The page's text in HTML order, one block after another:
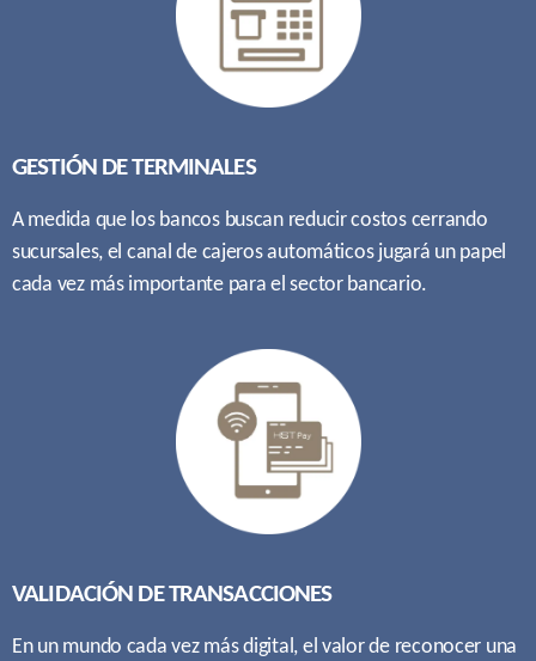
GESTIÓN DE TERMINALES
A medida que los bancos buscan reducir costos cerrando
sucursales, el canal de cajeros automáticos jugará un papel
cada vez más importante para el sector bancario.
VALIDACIÓN DE TRANSACCIONES
En un mundo cada vez más digital, el valor de reconocer una